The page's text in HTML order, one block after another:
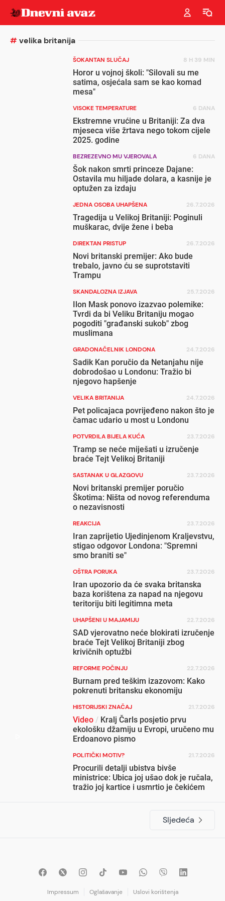
#velika britanija
ŠOKANTAN SLUČAJ 8 H 39 MIN
Horor u vojnoj školi: "Silovali su me
satima, osjećala sam se kao komad
mesa"
VISOKE TEMPERATURE 6 DANA
Ekstremne vrućine u Britaniji: Za dva
mjeseca više žrtava nego tokom cijele
2025. godine
BEZREZEVNO MU VJEROVALA 6 DANA
Šok nakon smrti princeze Dajane:
Ostavila mu hiljade dolara, a kasnije je
optužen za izdaju
JEDNA OSOBA UHAPŠENA 26.7.2026
Tragedija u Velikoj Britaniji: Poginuli
muškarac, dvije žene i beba
DIREKTAN PRISTUP 26.7.2026
Novi britanski premijer: Ako bude
trebalo, javno ću se suprotstaviti
Trampu
SKANDALOZNA IZJAVA 25.7.2026
Ilon Mask ponovo izazvao polemike:
Tvrdi da bi Veliku Britaniju mogao
pogoditi "građanski sukob" zbog
muslimana
GRADONAČELNIK LONDONA 24.7.2026
Sadik Kan poručio da Netanjahu nije
dobrodošao u Londonu: Tražio bi
njegovo hapšenje
VELIKA BRITANIJA 24.7.2026
Pet policajaca povrijeđeno nakon što je
čamac udario u most u Londonu
POTVRDILA BIJELA KUĆA 23.7.2026
Tramp se neće miješati u izručenje
braće Tejt Velikoj Britaniji
SASTANAK U GLAZGOVU 23.7.2026
Novi britanski premijer poručio
Škotima: Ništa od novog referenduma
o nezavisnosti
REAKCIJA 23.7.2026
Iran zaprijetio Ujedinjenom Kraljevstvu,
stigao odgovor Londona: "Spremni
smo braniti se"
OŠTRA PORUKA 23.7.2026
Iran upozorio da će svaka britanska
baza korištena za napad na njegovu
teritoriju biti legitimna meta
UHAPŠENI U MAJAMIJU 22.7.2026
SAD vjerovatno neće blokirati izručenje
braće Tejt Velikoj Britaniji zbog
krivičnih optužbi
REFORME POČINJU 22.7.2026
Burnam pred teškim izazovom: Kako
pokrenuti britansku ekonomiju
HISTORIJSKI ZNAČAJ 21.7.2026
Video / Kralj Čarls posjetio prvu
ekološku džamiju u Evropi, uručeno mu
Erdoanovo pismo
POLITIČKI MOTIV? 21.7.2026
Procurili detalji ubistva bivše
ministrice: Ubica joj ušao dok je ručala,
tražio joj kartice i usmrtio je čekićem
Sljedeća
Impressum Oglašavanje Uslovi korištenja